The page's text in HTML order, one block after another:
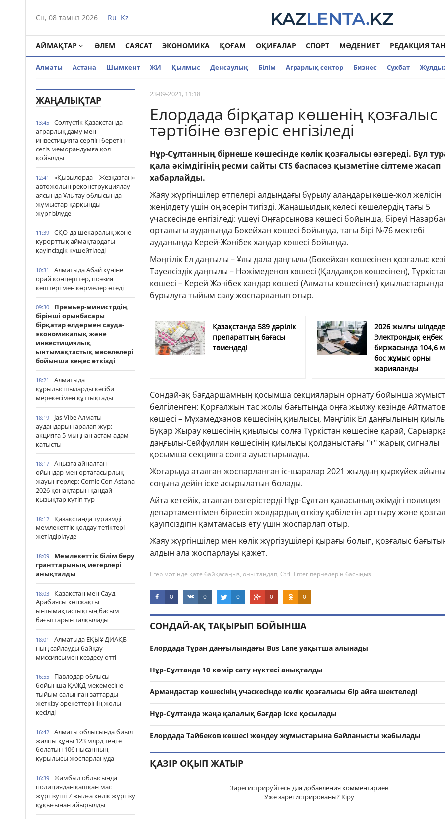
Сн, 08 тамыз 2026 Ru Kz
АЙМАҚТАР ӘЛЕМ САЯСАТ ЭКОНОМИКА ҚОҒАМ ОҚИҒАЛАР СПОРТ МӘДЕНИЕТ РЕДАКЦИЯ
Алматы Астана Шымкент ЖИ Қылмыс Денсаулық Білім Аграрлық сектор Бизнес Cұхбат
ЖАҢАЛЫҚТАР
13:45
Солтүстік Қазақстанда
аграрлық даму мен
инвестицияға серпін беретін
сегіз меморандумға қол
қойылды
12:41
«Қызылорда – Жезқазған»
автожолын реконструкциялау
аясында Ұлытау облысында
жұмыстар қарқынды
жүргізілуде
11:39
СҚО-да шекаралық және
курорттық аймақтардағы
қауіпсіздік күшейтіледі
10:31
Алматыда Абай күніне
орай концерттер, поэзия
кештері мен көрмелер өтеді
09:30
Премьер-министрдің
бірінші орынбасары
бірқатар елдермен сауда-
экономикалық және
инвестициялық
ынтымақтастық мәселелері
бойынша кеңес өткізді
18:21
Алматыда
құрылысшыларды кәсіби
мерекесімен құттықтады
18:19
Jas Vibe Алматы
аудандарын аралап жүр:
акцияға 5 мыңнан астам адам
қатысты
18:17
Аңызға айналған
ойындар мен ортағасырлық
жауынгерлер: Comic Con Astana
2026 қонақтарын қандай
қызықтар күтіп тұр
18:12
Қазақстанда туризмді
мемлекеттік қолдау тетіктері
жетілдірілуде
18:09
Мемлекеттік білім беру
гранттарының иегерлері
анықталды
18:03
Қазақстан мен Сауд
Арабиясы көпжақты
ынтымақтастықтың басым
бағыттарын талқылады
18:01
Алматыда ЕҚЫҰ ДИАҚБ-
ның сайлауды байқау
миссиясымен кездесу өтті
16:55
Павлодар облысы
бойынша ҚАЖД мекемесіне
тыйым салынған заттарды
жеткізу әрекеттерінің жолы
кесілді
16:42
Алматы облысында биыл
жалпы құны 123 млрд теңге
болатын 106 нысанның
құрылысы жоспарлануда
16:39
Жамбыл облысында
полициядан қашқан мас
жүргізуші 7 жылға көлік жүргізу
құқығынан айырылды
23-09-2021, 11:18
Елордада бірқатар көшенің қозғалыс
тәртібіне өзгеріс енгізіледі
Нұр-Сұлтанның бірнеше көшесінде көлік қозғалысы өзгереді. Бұл
қала әкімдігінің ресми сайты CTS баспасөз қызметіне сілтеме жасап
хабарлайды.
Жаяу жүргіншілер өтпелері алдындағы бұрылу алаңдары көше-жол желісін
жеңілдету үшін оң әсерін тигізді. Жаңашылдық келесі көшелердің тағы 5
учаскесінде енгізіледі: үшеуі Оңғарсынова көшесі бойынша, біреуі
орталығы ауданында Бөкейхан көшесі бойында, тағы бірі №76 мектебі
ауданында Керей-Жәнібек хандар көшесі бойында.
Мәңгілік Ел даңғылы – Ұлы дала даңғылы (Бөкейхан көшесінен қозғалыс
Тәуелсіздік даңғылы – Нәжімеденов көшесі (Қалдаяқов көшесінен),
көшесі – Керей Жәнібек хандар көшесі (Алматы көшесінен) қиылыстарында
бұрылуға тыйым салу жоспарланып отыр.
Қазақстанда 589 дәрілік
препараттың бағасы
төмендеді
2026 жылғы шілдеде
Электрондық еңбек
биржасында 104,6
бос жұмыс орны
жарияланды
Сондай-ақ бағдаршамның қосымша секцияларын орнату бойынша
белгіленген: Қорғалжын тас жолы бағытында оңға жылжу кезінде Айтматов
көшесі – Мұхамедханов көшесінің қиылысы, Мәңгілік Ел даңғылының
Бұқар Жырау көшесінің қиылысы солға Түркістан көшесіне қарай,
даңғылы-Сейфуллин көшесінің қиылысы қолданыстағы "+" жарық сигналы
қосымша секцияға солға ауыстырылады.
Жоғарыда аталған жоспарланған іс-шаралар 2021 жылдың қыркүйек
соңына дейін іске асырылатын болады.
Айта кетейік, аталған өзгерістерді Нұр-Сұлтан қаласының әкімдігі полиция
департаментімен бірлесіп жолдардың өткізу қабілетін арттыру және
қауіпсіздігін қамтамасыз ету үшін жоспарлап отыр.
Жаяу жүргіншілер мен көлік жүргізушілері қырағы болып, қозғалыс
алдын ала жоспарлауы қажет.
Егер мәтінде қате байқасаңыз, оны таңдап, Ctrl+Enter пернелерін басыңыз
0 0 0 0 0
СОНДАЙ-АҚ ТАҚЫРЫП БОЙЫНША
Елордада Тұран даңғылындағы Bus Lane уақытша алынады
Нұр-Сұлтанда 10 көмір сату нүктесі анықталды
Армандастар көшесінің учаскесінде көлік қозғалысы бір айға шектеледі
Нұр-Сұлтанда жаңа қалалық бағдар іске қосылады
Елордада Тайбеков көшесі жөндеу жұмыстарына байланысты жабылады
ҚАЗІР ОҚЫП ЖАТЫР
Зарегистрируйтесь для добавления комментариев
Уже зарегистрированы? Кіру